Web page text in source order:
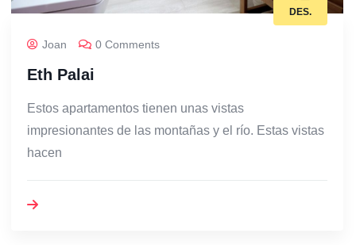
DES.
Joan 0 Comments
Eth Palai
Estos apartamentos tienen unas vistas
impresionantes de las montañas y el río. Estas vistas
hacen